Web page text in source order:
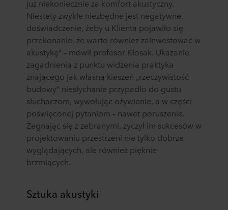
już niekoniecznie za komfort akustyczny.
Niestety zwykle niezbędne jest negatywne
doświadczenie, żeby u Klienta pojawiło się
przekonanie, że warto również zainwestować w
akustykę” – mówił profesor Kłosak. Ukazanie
zagadnienia z punktu widzenia praktyka
znającego jak własną kieszeń „rzeczywistość
budowy” niesłychanie przypadło do gustu
słuchaczom, wywołując ożywienie, a w części
poświęconej pytaniom – nawet poruszenie.
Żegnając się z zebranymi, życzył im sukcesów w
projektowaniu przestrzeni nie tylko dobrze
wyglądających, ale również pięknie
brzmiących.
Sztuka akustyki